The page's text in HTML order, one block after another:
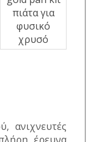
ανιχνευτές